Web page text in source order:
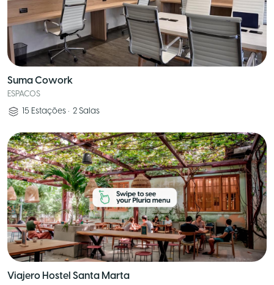
Suma Cowork
ESPACOS
15 Estações • 2 Salas
Viajero Hostel Santa Marta